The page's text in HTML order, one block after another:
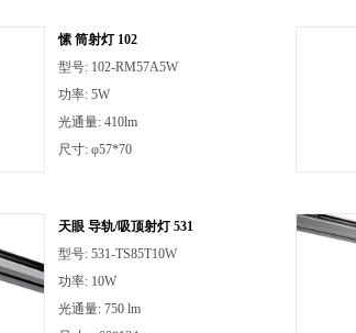
愫 筒射灯 102
型号: 102-RM57A5W
功率: 5W
光通量: 410lm
尺寸: φ57*70
天眼 导轨/吸顶射灯 531
型号: 531-TS85T10W
功率: 10W
光通量: 750 lm